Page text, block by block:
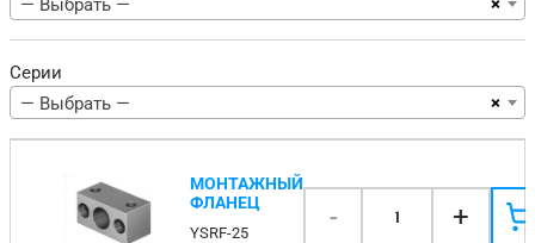
Серии
×
— Выбрать —
МОНТАЖНЫЙ
ФЛАНЕЦ
YSRF-25
- 1 +